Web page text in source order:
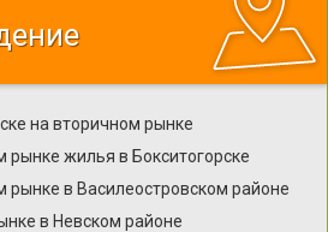
на вторичном рынке
рынке жилья в Бокситогорске
рынке в Василеостровском районе
в Невском районе